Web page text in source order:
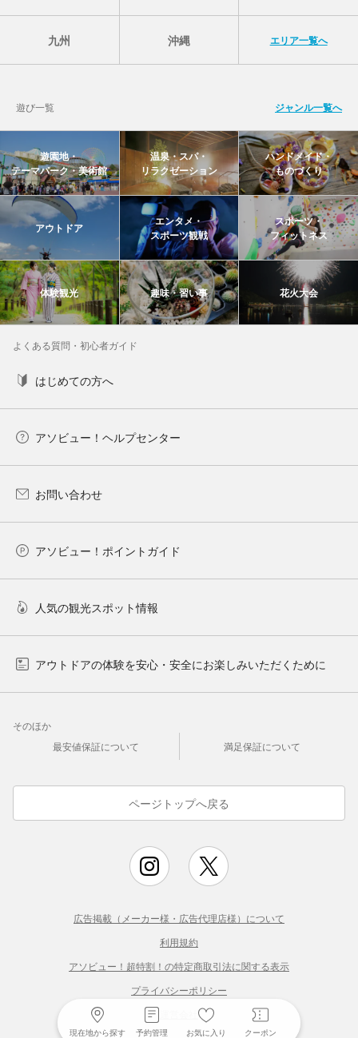
九州 沖縄 エリア一覧へ
遊び一覧 ジャンル一覧へ
遊園地・
テーマパーク・美術館
温泉・スパ・
リラクゼーション
ハンドメイド・
ものづくり
アウトドア
エンタメ・
スポーツ観戦
スポーツ・
フィットネス
体験観光 趣味・習い事 花火大会
よくある質問・初心者ガイド
はじめての方へ
アソビュー！ヘルプセンター
お問い合わせ
アソビュー！ポイントガイド
人気の観光スポット情報
アウトドアの体験を安心・安全にお楽しみいただくために
そのほか
最安値保証について
満足保証について
ページトップへ戻る
広告掲載（メーカー様・広告代理店様）について
利用規約
アソビュー！超特割！の特定商取引法に関する表示
プライバシーポリシー
現在地から探す 予約管理 お気に入り クーポン